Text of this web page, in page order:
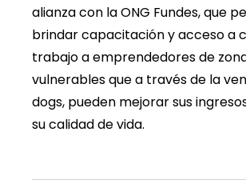
alianza con la ONG Fundes, que
brindar capacitación y acceso a
trabajo a emprendedores de
vulnerables que a través de la
dogs, pueden mejorar sus
su calidad de vida.